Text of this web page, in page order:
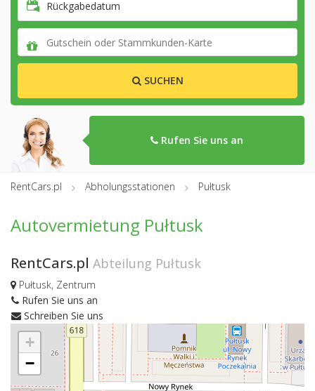
Rückgabedatum
SUCHEN
Rufen Sie uns an
RentCars.pl Abholungsstationen Pułtusk
Autovermietung Pułtusk
RentCars.pl Abteilung Pułtusk
Pułtusk, Zentrum
Rufen Sie uns an
Schreiben Sie uns
+
−